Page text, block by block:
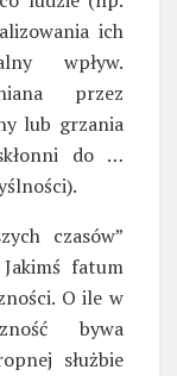
ich
wpływ.
przez
lub grzania
do …
czasów”
fatum
O ile w
bywa
służbie